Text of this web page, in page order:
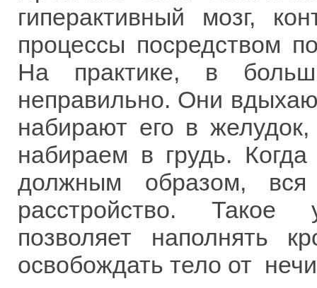
гиперактивный мозг,
процессы посредством
На практике, в
неправильно. Они
набирают его в
набираем в грудь.
должным образом, вся
расстройство. Такое
позволяет наполнять
освобождать тело от